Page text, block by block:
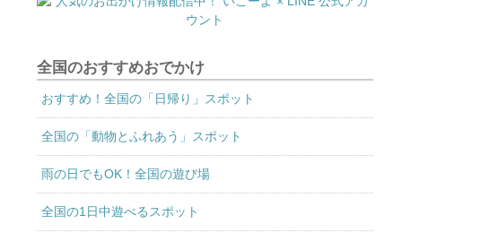
全国のおすすめおでかけ
おすすめ！全国の「日帰り」スポット
全国の「動物とふれあう」スポット
雨の日でもOK！全国の遊び場
全国の1日中遊べるスポット